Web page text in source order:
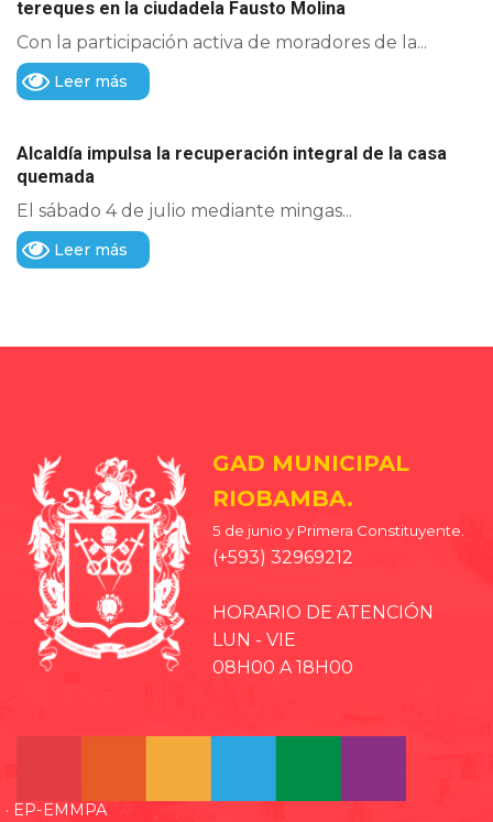
tereques en la ciudadela Fausto Molina
Con la participación activa de moradores de la...
Leer más
Alcaldía impulsa la recuperación integral de la casa
quemada
El sábado 4 de julio mediante mingas...
Leer más
GAD MUNICIPAL
RIOBAMBA.
5 de junio y Primera Constituyente.
(+593) 32969212
HORARIO DE ATENCIÓN
LUN - VIE
08H00 A 18H00
· EP-EMMPA